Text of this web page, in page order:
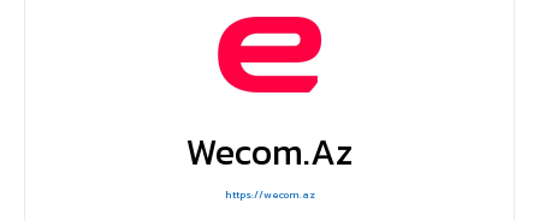
Wecom.az
https://wecom.az